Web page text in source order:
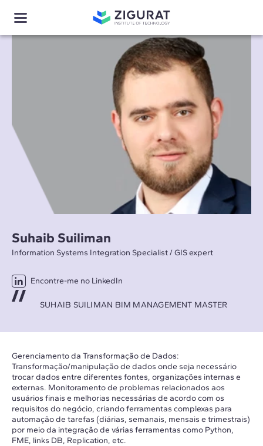
Suhaib Suiliman
Information Systems Integration Specialist / GIS expert
Encontre-me no LinkedIn
SUHAIB SUILIMAN BIM MANAGEMENT MASTER
Gerenciamento da Transformação de Dados:
Transformação/manipulação de dados onde seja necessário
trocar dados entre diferentes fontes, organizações internas e
externas. Monitoramento de problemas relacionados aos
usuários finais e melhorias necessárias de acordo com os
requisitos do negócio, criando ferramentas complexas para
automação de tarefas (diárias, semanais, mensais e trimestrais)
por meio da integração de várias ferramentas como Python,
FME, links DB, Replication, etc.